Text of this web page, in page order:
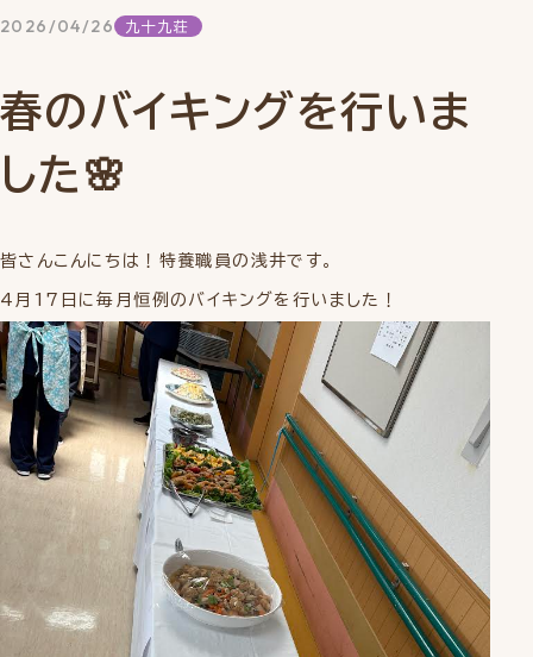
2026/04/26 九十九荘
春のバイキングを行いま
した🌸
皆さんこんにちは！特養職員の浅井です。
4月17日に毎月恒例のバイキングを行いました！